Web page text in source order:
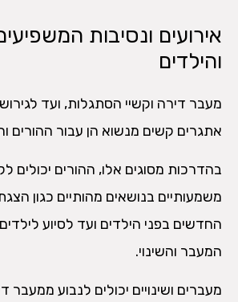
אירועים ונסיבות
והילדים
מעבר דירה וקשיי הסתגלות, ועד
אתגרים קשים מנשוא הן עבור ההורים
בהדרכות מסוגים אלו, ההורים יכולים
משמעותיים בנושאים מהותיים כגון
החדשים בפני הילדים ועד לסיוע
המעבר והשינוי.
מעברים ושינויים יכולים לנבוע ממעבר